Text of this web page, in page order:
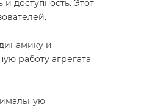
доступность. Этот
и
работу агрегата